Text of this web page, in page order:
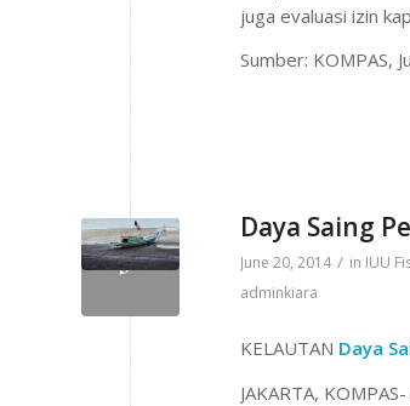
juga evaluasi izin
Sumber: KOMPAS,
Daya Saing
June 20, 2014 / in IUU
adminkiara
KELAUTAN Daya
JAKARTA,